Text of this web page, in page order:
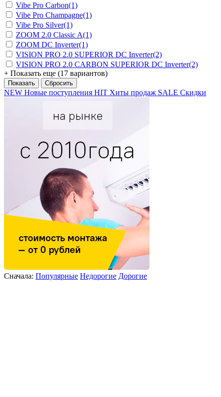
Vibe Pro Carbon(1)
Vibe Pro Champagne(1)
Vibe Pro Silver(1)
ZOOM 2.0 Classic A(1)
ZOOM DC Inverter(1)
VISION PRO 2.0 SUPERIOR DC Inverter(2)
VISION PRO 2.0 CARBON SUPERIOR DC Inverter(2)
+ Показать еще (17 вариантов)
NEW Новые поступления HIT Хиты продаж SALE Скидки
Сначала: Популярные Недорогие Дорогие